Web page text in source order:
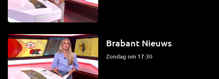
Brabant Nieuws
zondag om 17:30